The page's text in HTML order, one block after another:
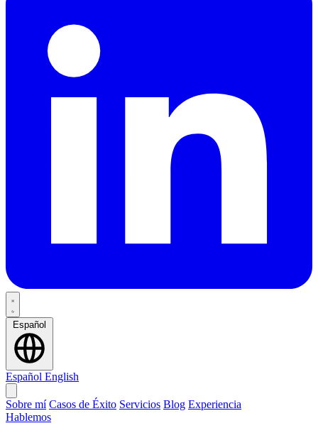
Español
Español English
Sobre mí Casos de Éxito Servicios Blog Experiencia
Hablemos